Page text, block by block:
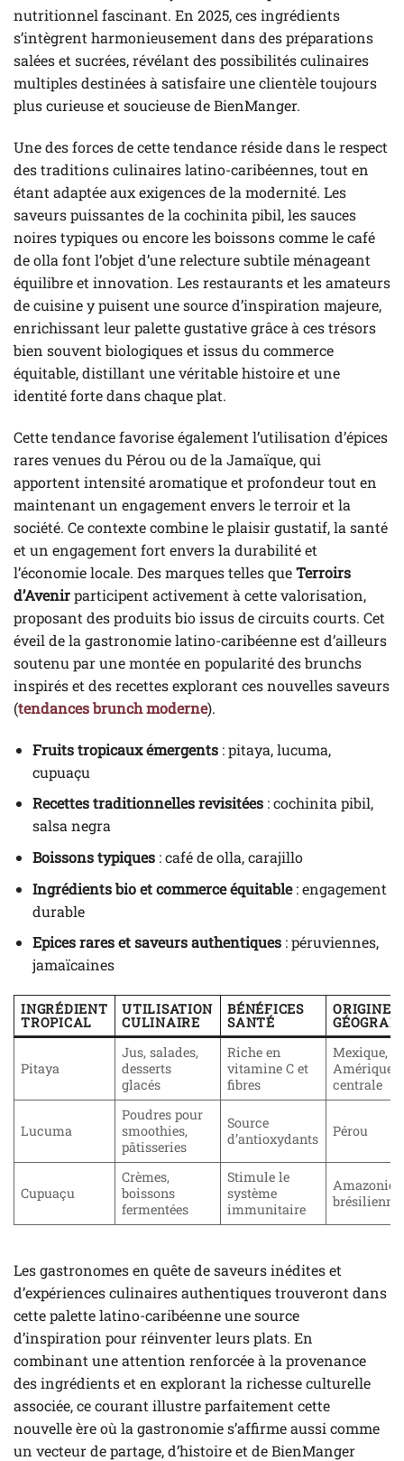
nutritionnel fascinant. En 2025, ces ingrédients
s’intègrent harmonieusement dans des préparations
salées et sucrées, révélant des possibilités culinaires
multiples destinées à satisfaire une clientèle toujours
plus curieuse et soucieuse de BienManger.
Une des forces de cette tendance réside dans le respect
des traditions culinaires latino-caribéennes, tout en
étant adaptée aux exigences de la modernité. Les
saveurs puissantes de la cochinita pibil, les sauces
noires typiques ou encore les boissons comme le café
de olla font l’objet d’une relecture subtile ménageant
équilibre et innovation. Les restaurants et les amateurs
de cuisine y puisent une source d’inspiration majeure,
enrichissant leur palette gustative grâce à ces trésors
bien souvent biologiques et issus du commerce
équitable, distillant une véritable histoire et une
identité forte dans chaque plat.
Cette tendance favorise également l’utilisation d’épices
rares venues du Pérou ou de la Jamaïque, qui
apportent intensité aromatique et profondeur tout en
maintenant un engagement envers le terroir et la
société. Ce contexte combine le plaisir gustatif, la santé
et un engagement fort envers la durabilité et
l’économie locale. Des marques telles queTerroirs
d’Avenirparticipent activement à cette valorisation,
proposant des produits bio issus de circuits courts. Cet
éveil de la gastronomie latino-caribéenne est d’ailleurs
soutenu par une montée en popularité des brunchs
inspirés et des recettes explorant ces nouvelles saveurs
(tendances brunch moderne).
Fruits tropicaux émergents: pitaya, lucuma,
cupuaçu
Recettes traditionnelles revisitées: cochinita pibil,
salsa negra
Boissons typiques: café de olla, carajillo
Ingrédients bio et commerce équitable: engagement
durable
Epices rares et saveurs authentiques: péruviennes,
jamaïcaines
INGRÉDIENT
TROPICAL
UTILISATION
CULINAIRE
BÉNÉFICES
SANTÉ
ORIGINE
Pitaya
Jus, salades,
desserts
glacés
Riche en
vitamine C et
fibres
Mexique,
Amérique
centrale
Lucuma
Poudres pour
smoothies,
pâtisseries
Source
d’antioxydants
Pérou
Cupuaçu
Crèmes,
boissons
fermentées
Stimule le
système
immunitaire
Amazonie
brésilienne
Les gastronomes en quête de saveurs inédites et
d’expériences culinaires authentiques trouveront dans
cette palette latino-caribéenne une source
d’inspiration pour réinventer leurs plats. En
combinant une attention renforcée à la provenance
des ingrédients et en explorant la richesse culturelle
associée, ce courant illustre parfaitement cette
nouvelle ère où la gastronomie s’affirme aussi comme
un vecteur de partage, d’histoire et de BienManger